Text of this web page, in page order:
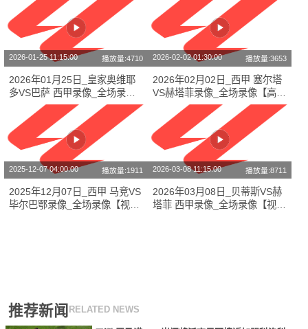
2026-01-25 11:15:00 播放量:4710
2026年01月25日_皇家奥维耶
多VS巴萨 西甲录像_全场录像
【全场回放】
2026-02-02 01:30:00 播放量:3653
2026年02月02日_西甲 塞尔塔
VS赫塔菲录像_全场录像【高清
2025-12-07 04:00:00 播放量:1911
2025年12月07日_西甲 马竞VS
毕尔巴鄂录像_全场录像【视频
2026-03-08 11:15:00 播放量:8711
2026年03月08日_贝蒂斯VS赫
塔菲 西甲录像_全场录像【视频
推荐新闻 RELATED NEWS